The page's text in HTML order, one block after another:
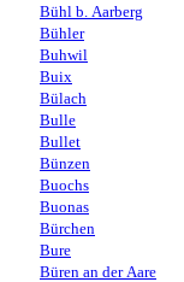
Bühl b. Aarberg
Bühler
Buhwil
Buix
Bülach
Bulle
Bullet
Bünzen
Buochs
Buonas
Bürchen
Bure
Büren an der Aare